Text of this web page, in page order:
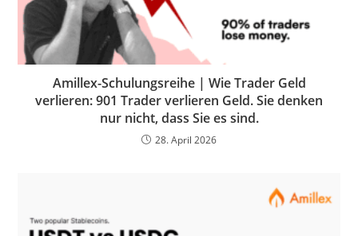
Amillex-Schulungsreihe | Wie Trader Geld
verlieren: 901 Trader verlieren Geld. Sie denken
nur nicht, dass Sie es sind.
28. April 2026